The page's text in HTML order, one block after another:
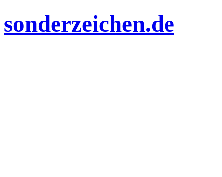
sonderzeichen.de